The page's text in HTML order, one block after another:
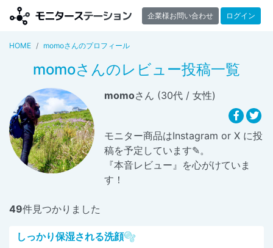
企業様お問い合わせ ログイン
HOME momoさんのプロフィール
momoさんのレビュー投稿一覧
momoさん (30代 / 女性)
モニター商品はInstagram or X に投
稿を予定しています✎。
『本音レビュー』を心がけていま
す！
49件見つかりました
しっかり保湿される洗顔🫧